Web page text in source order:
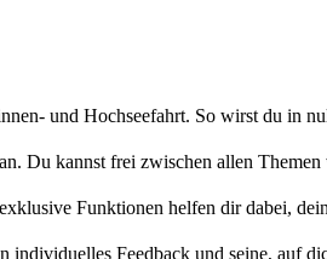
und Hochseefahrt. So wirst du in
Du kannst frei zwischen allen Themen
Funktionen helfen dir dabei,
Feedback und seine, auf